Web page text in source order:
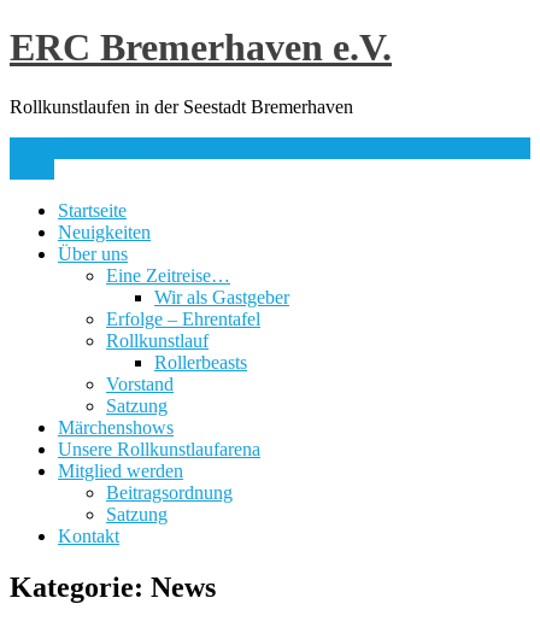
Skip
to
ERC Bremerhaven e.V.
Rollkunstlaufen in der Seestadt Bremerhaven
Startseite
Neuigkeiten
Über uns
Eine Zeitreise…
Wir als Gastgeber
Erfolge – Ehrentafel
Rollkunstlauf
Rollerbeasts
Vorstand
Satzung
Märchenshows
Unsere Rollkunstlaufarena
Mitglied werden
Beitragsordnung
Satzung
Kontakt
Kategorie: News